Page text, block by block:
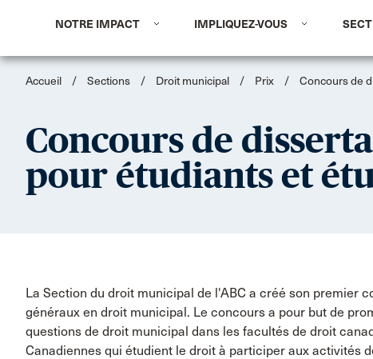
NOTRE IMPACT IMPLIQUEZ-VOUS
Accueil / Sections / Droit municipal / Prix / Concours de
Concours de
pour étudiants et
La Section du droit municipal de l'ABC a créé son premier
généraux en droit municipal. Le concours a pour but de
questions de droit municipal dans les facultés de droit
Canadiennes qui étudient le droit à participer aux activités